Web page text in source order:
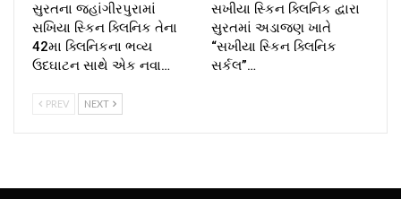
સુરતના જહાંગીરપુરામાં
સખિયા સ્કિન ક્લિનિક તેના
42મા ક્લિનિકના ભવ્ય
ઉદઘાટન સાથે એક નવા…
સખીયા સ્કિન ક્લિનિક દ્વારા
સુરતમાં અડાજણ ખાતે
“સખીયા સ્કિન ક્લિનિક
સર્કલ”…
PREV NEXT